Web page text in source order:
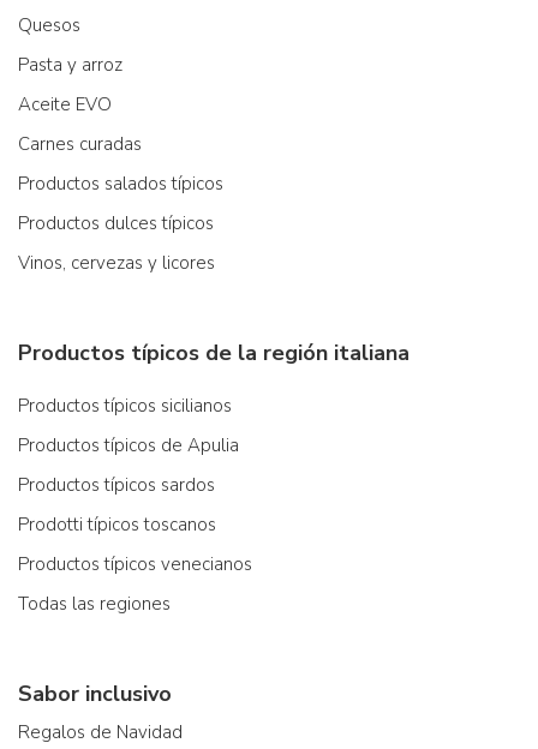
Quesos
Pasta y arroz
Aceite EVO
Carnes curadas
Productos salados típicos
Productos dulces típicos
Vinos, cervezas y licores
Productos típicos de la región italiana
Productos típicos sicilianos
Productos típicos de Apulia
Productos típicos sardos
Prodotti típicos toscanos
Productos típicos venecianos
Todas las regiones
Sabor inclusivo
Regalos de Navidad